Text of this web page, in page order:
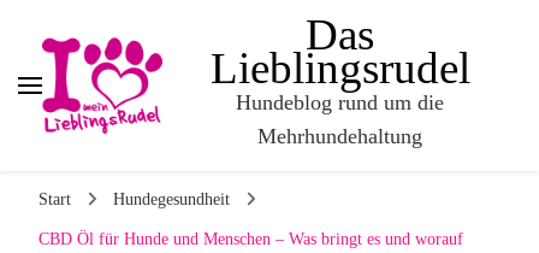
Das
Lieblingsrudel
Hundeblog rund um die
Mehrhundehaltung
Start Hundegesundheit
CBD Öl für Hunde und Menschen – Was bringt es und worauf